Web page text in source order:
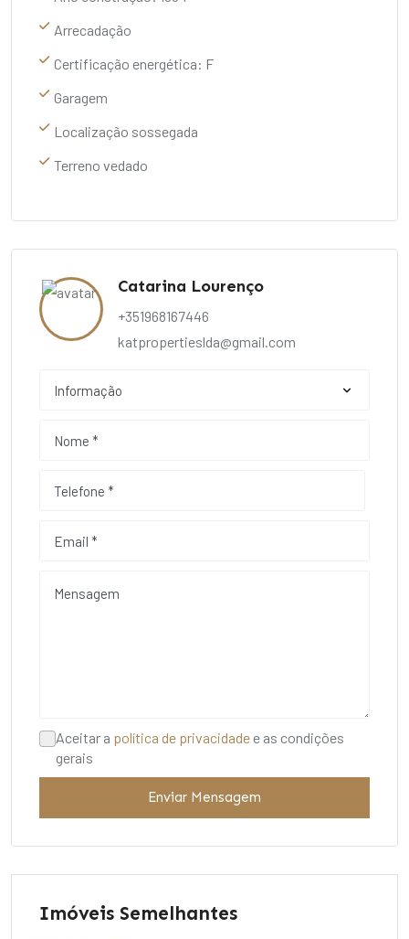
Catarina Lourenço
+351968167446
katpropertieslda@gmail.com
Aceitar a política de privacidade e as condições
gerais
Enviar Mensagem
Imóveis Semelhantes
Arrecadação
Certificação energética: F
Garagem
Localização sossegada
Terreno vedado